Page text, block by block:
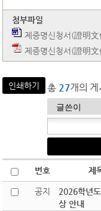
첨부파일
제증명신청서(證明
제증명신청서(證明
인쇄하기 총 27개의
번호 제
공지
2026학년도
상 안내